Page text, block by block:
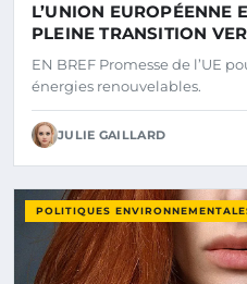
L’UNION EUROPÉENNE
PLEINE TRANSITION
RENOUVELABLES ?
EN BREF Promesse de l’UE
énergies renouvelables.
JULIE GAILLARD
POLITIQUES